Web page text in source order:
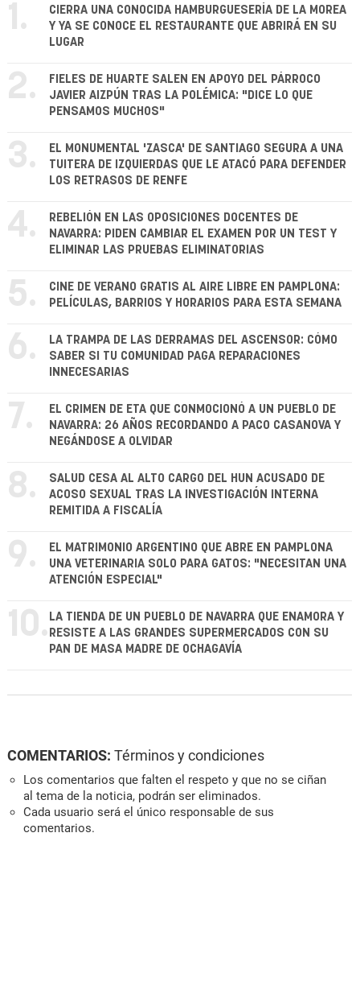
1.
CIERRA UNA CONOCIDA HAMBURGUESERÍA DE LA MOREA
Y YA SE CONOCE EL RESTAURANTE QUE ABRIRÁ EN SU
LUGAR
2.
FIELES DE HUARTE SALEN EN APOYO DEL PÁRROCO
JAVIER AIZPÚN TRAS LA POLÉMICA: "DICE LO QUE
PENSAMOS MUCHOS"
3.
EL MONUMENTAL 'ZASCA' DE SANTIAGO SEGURA A UNA
TUITERA DE IZQUIERDAS QUE LE ATACÓ PARA DEFENDER
LOS RETRASOS DE RENFE
4.
REBELIÓN EN LAS OPOSICIONES DOCENTES DE
NAVARRA: PIDEN CAMBIAR EL EXAMEN POR UN TEST Y
ELIMINAR LAS PRUEBAS ELIMINATORIAS
5.
CINE DE VERANO GRATIS AL AIRE LIBRE EN PAMPLONA:
PELÍCULAS, BARRIOS Y HORARIOS PARA ESTA SEMANA
6.
LA TRAMPA DE LAS DERRAMAS DEL ASCENSOR: CÓMO
SABER SI TU COMUNIDAD PAGA REPARACIONES
INNECESARIAS
7.
EL CRIMEN DE ETA QUE CONMOCIONÓ A UN PUEBLO DE
NAVARRA: 26 AÑOS RECORDANDO A PACO CASANOVA Y
NEGÁNDOSE A OLVIDAR
8.
SALUD CESA AL ALTO CARGO DEL HUN ACUSADO DE
ACOSO SEXUAL TRAS LA INVESTIGACIÓN INTERNA
REMITIDA A FISCALÍA
9.
EL MATRIMONIO ARGENTINO QUE ABRE EN PAMPLONA
UNA VETERINARIA SOLO PARA GATOS: "NECESITAN UNA
ATENCIÓN ESPECIAL"
10. LA TIENDA DE UN PUEBLO DE NAVARRA QUE ENAMORA Y
RESISTE A LAS GRANDES SUPERMERCADOS CON SU
PAN DE MASA MADRE DE OCHAGAVÍA
COMENTARIOS: Términos y condiciones
Los comentarios que falten el respeto y que no se ciñan
al tema de la noticia, podrán ser eliminados.
Cada usuario será el único responsable de sus
comentarios.